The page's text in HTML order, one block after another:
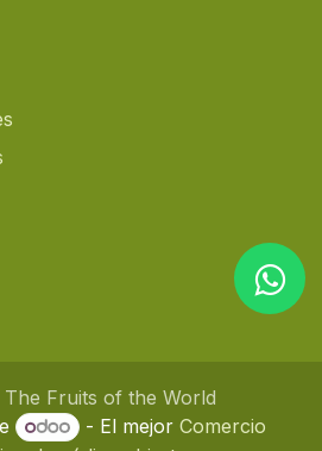
Fruits of the World
- El mejorComercio